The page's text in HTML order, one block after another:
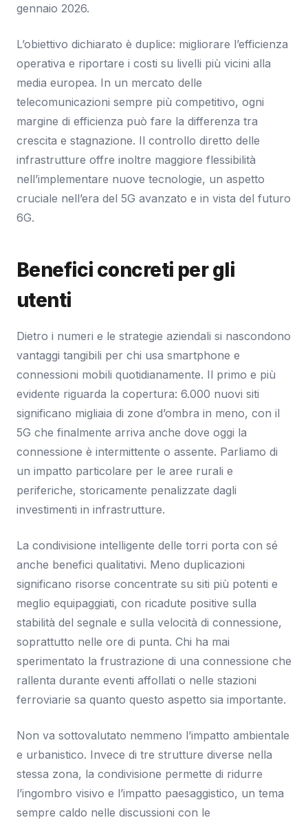
gennaio 2026.
L’obiettivo dichiarato è duplice: migliorare l’efficienza
operativa e riportare i costi su livelli più vicini alla
media europea. In un mercato delle
telecomunicazioni sempre più competitivo, ogni
margine di efficienza può fare la differenza tra
crescita e stagnazione. Il controllo diretto delle
infrastrutture offre inoltre maggiore flessibilità
nell’implementare nuove tecnologie, un aspetto
cruciale nell’era del 5G avanzato e in vista del futuro
6G.
Benefici concreti per gli
utenti
Dietro i numeri e le strategie aziendali si nascondono
vantaggi tangibili per chi usa smartphone e
connessioni mobili quotidianamente. Il primo e più
evidente riguarda la copertura: 6.000 nuovi siti
significano migliaia di zone d’ombra in meno, con il
5G che finalmente arriva anche dove oggi la
connessione è intermittente o assente. Parliamo di
un impatto particolare per le aree rurali e
periferiche, storicamente penalizzate dagli
investimenti in infrastrutture.
La condivisione intelligente delle torri porta con sé
anche benefici qualitativi. Meno duplicazioni
significano risorse concentrate su siti più potenti e
meglio equipaggiati, con ricadute positive sulla
stabilità del segnale e sulla velocità di connessione,
soprattutto nelle ore di punta. Chi ha mai
sperimentato la frustrazione di una connessione che
rallenta durante eventi affollati o nelle stazioni
ferroviarie sa quanto questo aspetto sia importante.
Non va sottovalutato nemmeno l’impatto ambientale
e urbanistico. Invece di tre strutture diverse nella
stessa zona, la condivisione permette di ridurre
l’ingombro visivo e l’impatto paesaggistico, un tema
sempre caldo nelle discussioni con le